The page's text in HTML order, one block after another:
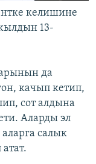
келишине
13-
да
качып кетип,
сот алдына
Аларды эл
салык